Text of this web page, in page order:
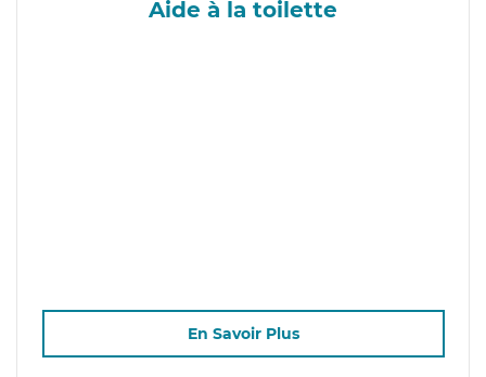
Aide à la toilette
En Savoir Plus